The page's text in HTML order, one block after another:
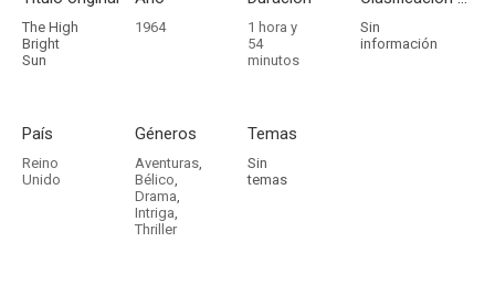
The High
Bright
Sun
1964
1 hora y
54
minutos
Sin
información
País
Reino
Unido
Géneros
Aventuras,
Bélico,
Drama,
Intriga,
Thriller
Temas
Sin
temas